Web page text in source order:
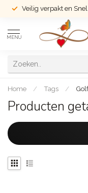
Veilig verpakt en
MENU
Home / Tags /
Producten